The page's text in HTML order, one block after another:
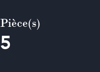
Pièce(s)
5